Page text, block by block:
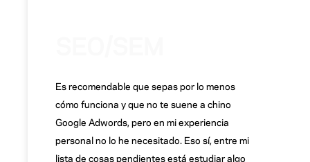
Es recomendable que sepas por lo menos
cómo funciona y que no te suene a chino
Google Adwords, pero en mi experiencia
personal no lo he necesitado. Eso sí, entre mi
lista de cosas pendientes está estudiar algo